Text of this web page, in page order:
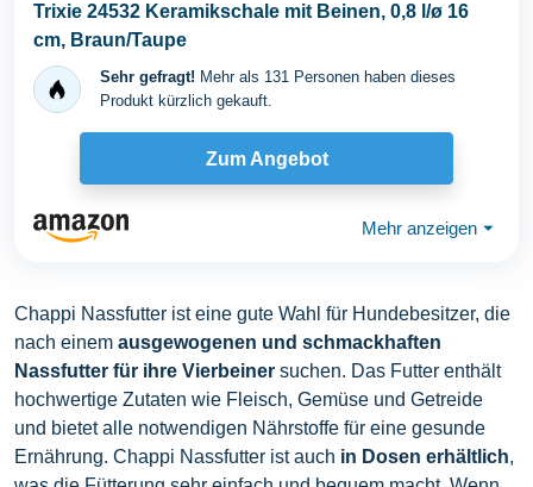
Trixie 24532 Keramikschale mit Beinen, 0,8 l/ø 16
cm, Braun/Taupe
Sehr gefragt! Mehr als 131 Personen haben dieses
Produkt kürzlich gekauft.
Zum Angebot
Mehr anzeigen ⏷
Chappi Nassfutter ist eine gute Wahl für Hundebesitzer, die
nach einem ausgewogenen und schmackhaften
Nassfutter für ihre Vierbeiner suchen. Das Futter enthält
hochwertige Zutaten wie Fleisch, Gemüse und Getreide
und bietet alle notwendigen Nährstoffe für eine gesunde
Ernährung. Chappi Nassfutter ist auch in Dosen erhältlich,